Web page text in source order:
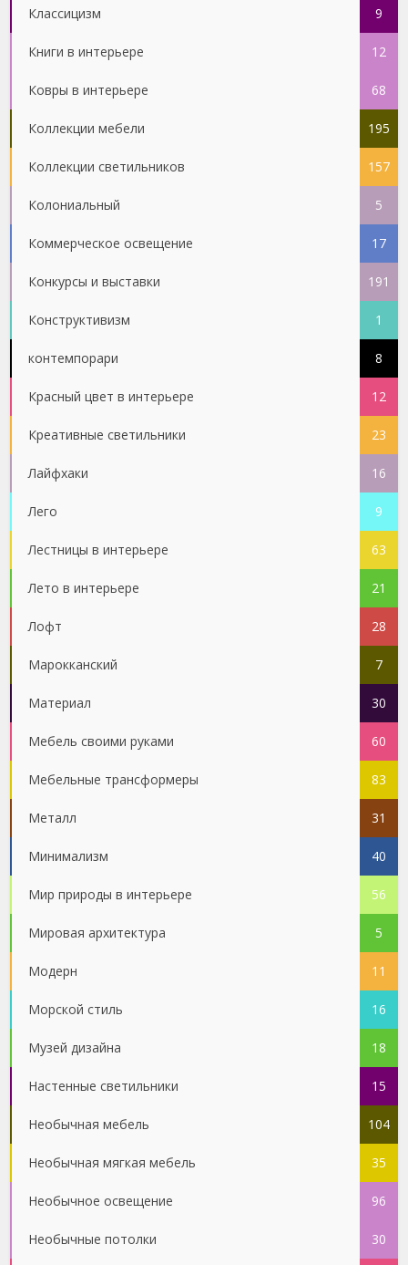
Классицизм 9
Книги в интерьере 12
Ковры в интерьере 68
Коллекции мебели 195
Коллекции светильников 157
Колониальный 5
Коммерческое освещение 17
Конкурсы и выставки 191
Конструктивизм 1
контемпорари 8
Красный цвет в интерьере 12
Креативные светильники 23
Лайфхаки 16
Лего 9
Лестницы в интерьере 63
Лето в интерьере 21
Лофт 28
Марокканский 7
Материал 30
Мебель своими руками 60
Мебельные трансформеры 83
Металл 31
Минимализм 40
Мир природы в интерьере 56
Мировая архитектура 5
Модерн 11
Морской стиль 16
Музей дизайна 18
Настенные светильники 15
Необычная мебель 104
Необычная мягкая мебель 35
Необычное освещение 96
Необычные потолки 30